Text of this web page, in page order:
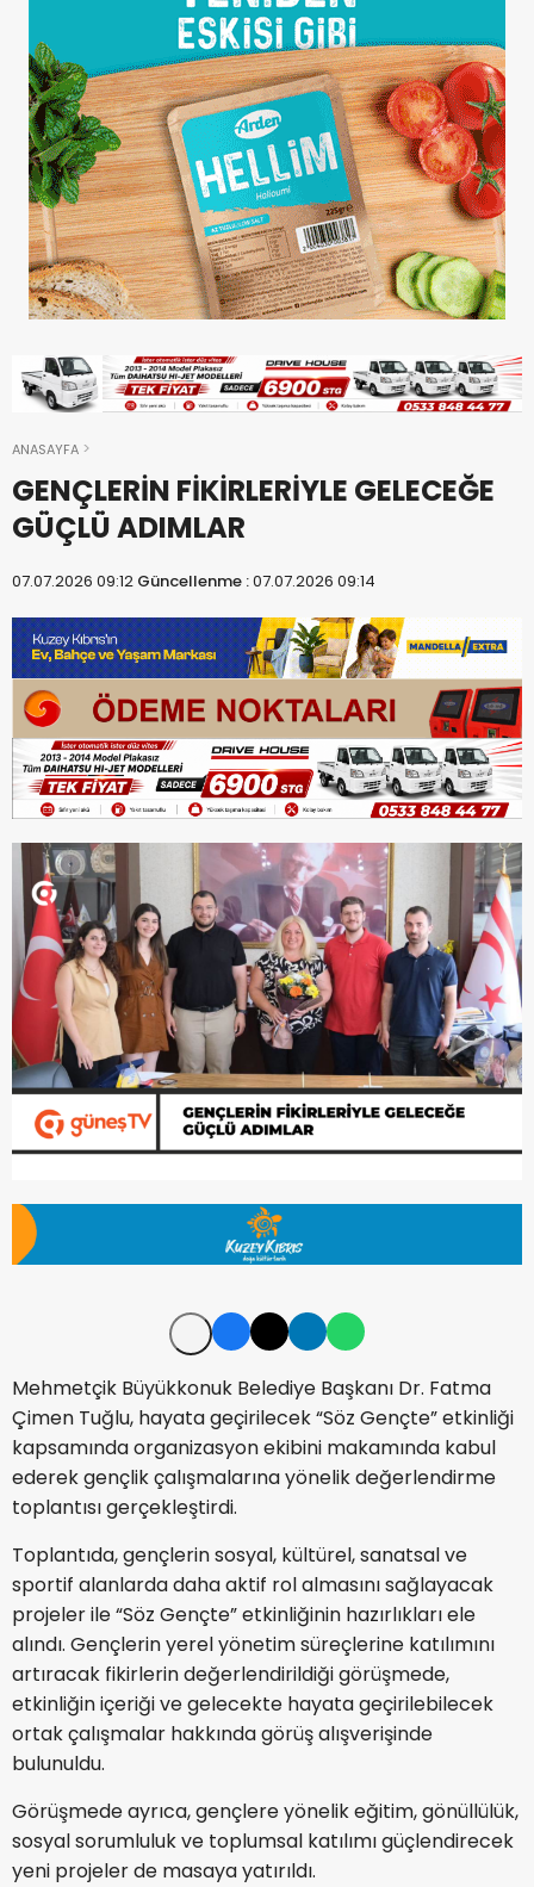
ANASAYFA
GENÇLERİN FİKİRLERİYLE GELECEĞE
GÜÇLÜ ADIMLAR
07.07.2026 09:12 Güncellenme :07.07.2026 09:14
Mehmetçik Büyükkonuk Belediye Başkanı Dr. Fatma
Çimen Tuğlu, hayata geçirilecek “Söz Gençte” etkinliği
kapsamında organizasyon ekibini makamında kabul
ederek gençlik çalışmalarına yönelik değerlendirme
toplantısı gerçekleştirdi.
Toplantıda, gençlerin sosyal, kültürel, sanatsal ve
sportif alanlarda daha aktif rol almasını sağlayacak
projeler ile “Söz Gençte” etkinliğinin hazırlıkları ele
alındı. Gençlerin yerel yönetim süreçlerine katılımını
artıracak fikirlerin değerlendirildiği görüşmede,
etkinliğin içeriği ve gelecekte hayata geçirilebilecek
ortak çalışmalar hakkında görüş alışverişinde
bulunuldu.
Görüşmede ayrıca, gençlere yönelik eğitim, gönüllülük,
sosyal sorumluluk ve toplumsal katılımı güçlendirecek
yeni projeler de masaya yatırıldı.